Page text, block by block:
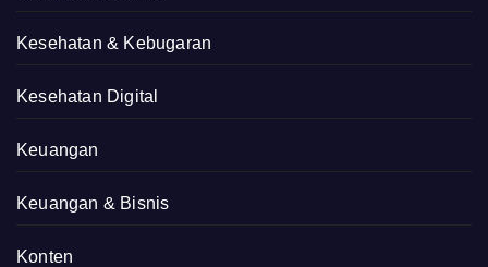
Kesehatan & Kebugaran
Kesehatan Digital
Keuangan
Keuangan & Bisnis
Konten